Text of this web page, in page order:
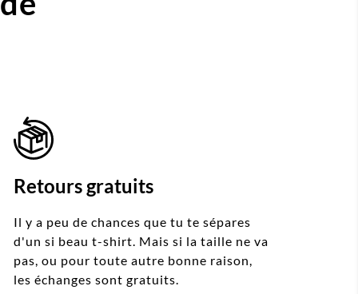
Retours gratuits
Il y a peu de chances que tu te sépares
d'un si beau t-shirt. Mais si la taille ne va
pas, ou pour toute autre bonne raison,
les échanges sont gratuits.